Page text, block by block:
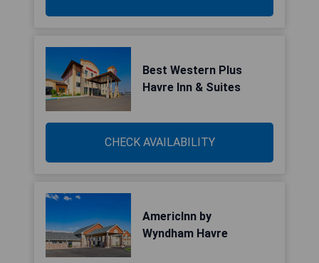
Best Western Plus
Havre Inn & Suites
CHECK AVAILABILITY
AmericInn by
Wyndham Havre